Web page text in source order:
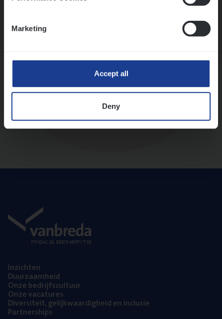
Marketing
Accept all
Deny
Inzich­ten
Duur­zaam­heid
Onze bedrijfs­cul­tuur
Onze vaca­tu­res
Diver­si­teit, gelijk­waar­dig­heid en inclusie
Part­ner­ships